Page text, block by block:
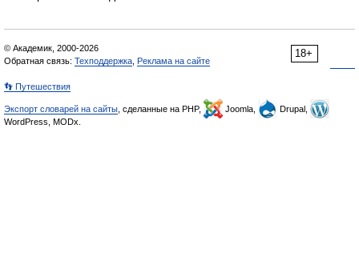
18+
© Академик, 2000-2026
Обратная связь: Техподдержка Реклама на сайте
👣 Путешествия
Экспорт словарей на сайты , сделанные на PHP, Joomla,
Drupal,
WordPress, MODx.